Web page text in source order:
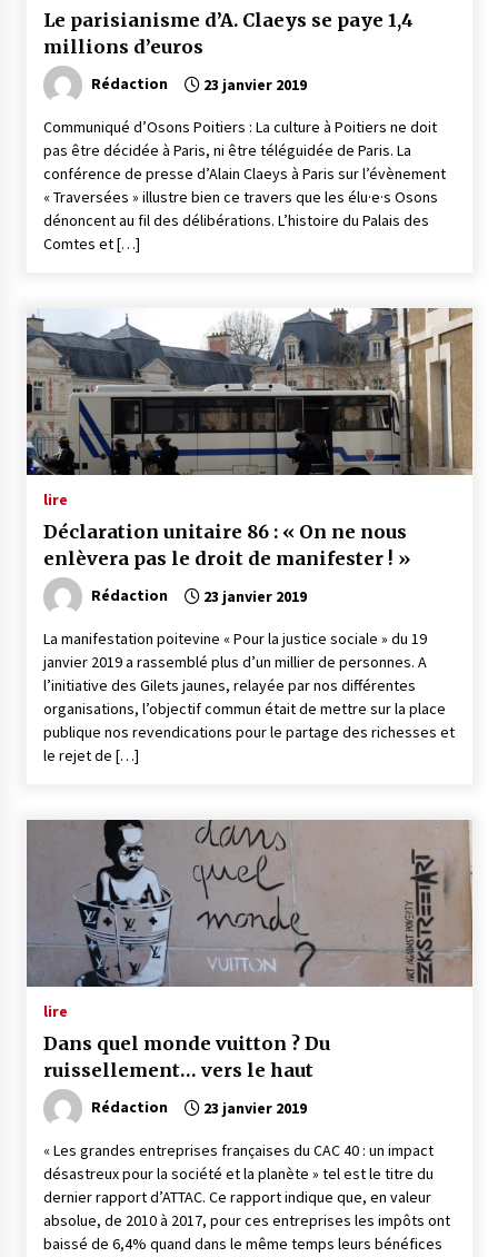
Le parisianisme d’A. Claeys se paye 1,4
millions d’euros
Rédaction 23 janvier 2019
Communiqué d’Osons Poitiers : La culture à Poitiers ne doit
pas être décidée à Paris, ni être téléguidée de Paris. La
conférence de presse d’Alain Claeys à Paris sur l’évènement
« Traversées » illustre bien ce travers que les élu·e·s Osons
dénoncent au fil des délibérations. L’histoire du Palais des
Comtes et […]
lire
Déclaration unitaire 86 : « On ne nous
enlèvera pas le droit de manifester ! »
Rédaction 23 janvier 2019
La manifestation poitevine « Pour la justice sociale » du 19
janvier 2019 a rassemblé plus d’un millier de personnes. A
l’initiative des Gilets jaunes, relayée par nos différentes
organisations, l’objectif commun était de mettre sur la place
publique nos revendications pour le partage des richesses et
le rejet de […]
lire
Dans quel monde vuitton ? Du
ruissellement… vers le haut
Rédaction 23 janvier 2019
« Les grandes entreprises françaises du CAC 40 : un impact
désastreux pour la société et la planète » tel est le titre du
dernier rapport d’ATTAC. Ce rapport indique que, en valeur
absolue, de 2010 à 2017, pour ces entreprises les impôts ont
baissé de 6,4% quand dans le même temps leurs bénéfices